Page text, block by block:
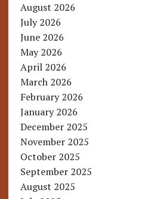
August 2026
July 2026
June 2026
May 2026
April 2026
March 2026
February 2026
January 2026
December 2025
November 2025
October 2025
September 2025
August 2025